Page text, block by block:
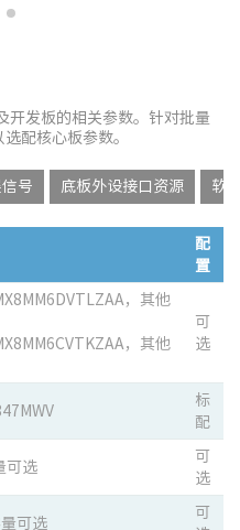
开发板的相关参数。针对批量
配核心板参数。
号 底板外设接口资源 软
配
置
，其他
，其他
可
选
标
配
可选
可
选
可选
可